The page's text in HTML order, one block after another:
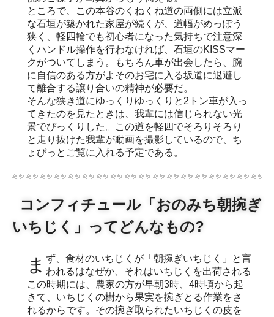
ところで、この本谷のくねくね道の両側には立派
な石垣が築かれた家屋が続くが、道幅がめっぽう
狭く、軽四輪でも初心者になった気持ちで注意深
くハンドル操作を行わなければ、石垣のKISSマー
クがついてしまう。もちろん車が出会したら、腕
に自信のある方がよそのお宅に入る坂道に退避し
て離合する譲り合いの精神が必要だ。
そんな狭き道にゆっくりゆっくりと2トン車が入っ
てきたのを見たときは、我輩には信じられない光
景でびっくりした。この道を軽四でそろりそろり
と走り抜けた我輩が動画を撮影しているので、ち
ょびっとご覧に入れる予定である。
コンフィチュール「おのみち朝捥ぎ
いちじく」ってどんなもの?
まず、食材のいちじくが「朝捥ぎいちじく」と言 われるはなぜか、それはいちじくを出荷される
この時期には、農家の方が早朝3時、4時頃から起
きて、いちじくの樹から果実を捥ぎとる作業をさ
れるからです。その捥ぎ取られたいちじくの皮を